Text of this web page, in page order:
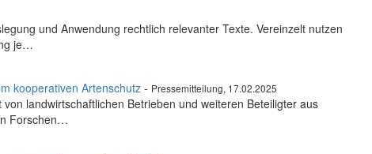
und Anwendung rechtlich relevanter Texte. Vereinzelt nutzen
je…
kooperativen Artenschutz - Pressemitteilung, 17.02.2025
landwirtschaftlichen Betrieben und weiteren Beteiligter aus
Forschen…